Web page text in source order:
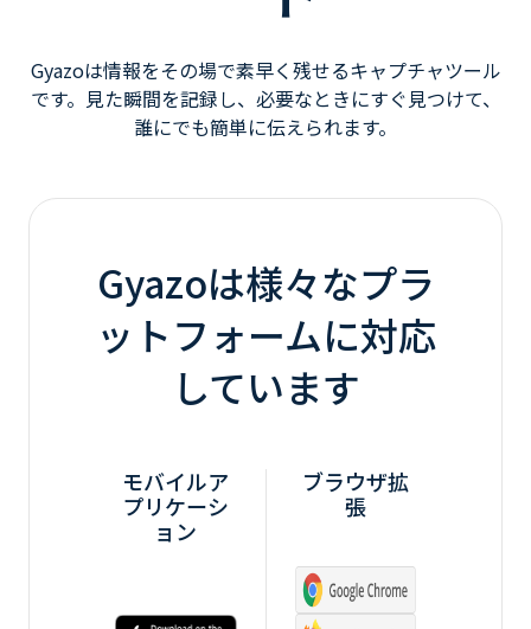
Gyazoは情報をその場で素早く残せるキャプチャツール
です。 見た瞬間を記録し、必要なときにすぐ見つけて、
誰にでも簡単に伝えられます。
Gyazoは様々なプラ
ットフォームに対応
しています
モバイルア
プリケーシ
ョン
ブラウザ拡
張